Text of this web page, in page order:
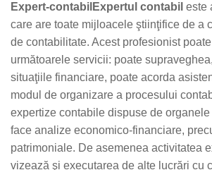
Expert-contabil Expertul contabil este
care are toate mijloacele ştiinţifice de a
de contabilitate. Acest profesionist
următoarele servicii: poate
situaţiile financiare, poate acorda
modul de organizare a procesului
expertize contabile dispuse de
face analize economico-financiare,
patrimoniale. De asemenea activitatea
vizează şi executarea de alte lucrări cu